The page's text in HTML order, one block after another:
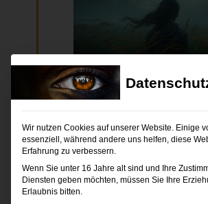
Kreative Meisterwerke
der Künstlichen Intelligenz –
SEMINAR
Hervorgehoben
7. Mai 2025 / 20:00-22:30
Zuhause vor Deinem
49,90€ – 74,90€
Wir nutzen Cookies auf unserer Website. Einige
essenziell, während andere uns helfen, diese
Erfahrung zu verbessern.
Wenn Sie unter 16 Jahre alt sind und Ihre
Diensten geben möchten, müssen Sie Ihre
Erlaubnis bitten.